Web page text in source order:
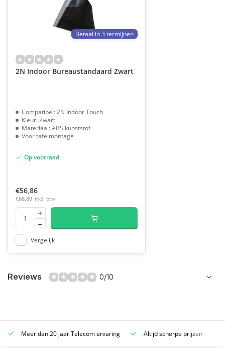
Betaal in 3 termijnen
2N Indoor Bureaustandaard Zwart
Compatibel: 2N Indoor Touch
Kleur: Zwart
Materiaal: ABS kunststof
Voor tafelmontage
Op voorraad
€56,86
€68,80 Incl. btw
Vergelijk
Reviews 0/10
Meer dan 20 jaar Telecom ervaring Altijd scherpe prijzen